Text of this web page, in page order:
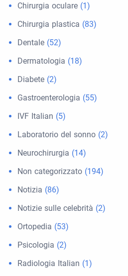
Chirurgia oculare (1)
Chirurgia plastica (83)
Dentale (52)
Dermatologia (18)
Diabete (2)
Gastroenterologia (55)
IVF Italian (5)
Laboratorio del sonno (2)
Neurochirurgia (14)
Non categorizzato (194)
Notizia (86)
Notizie sulle celebrità (2)
Ortopedia (53)
Psicologia (2)
Radiologia Italian (1)